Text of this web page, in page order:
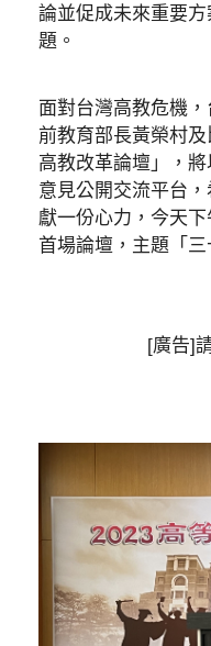
論並促成未來重要
題。
面對台灣高教危機
前教育部長黃榮村
高教改革論壇」，
意見公開交流平台
獻一份心力，今天
首場論壇，主題「
[廣告]